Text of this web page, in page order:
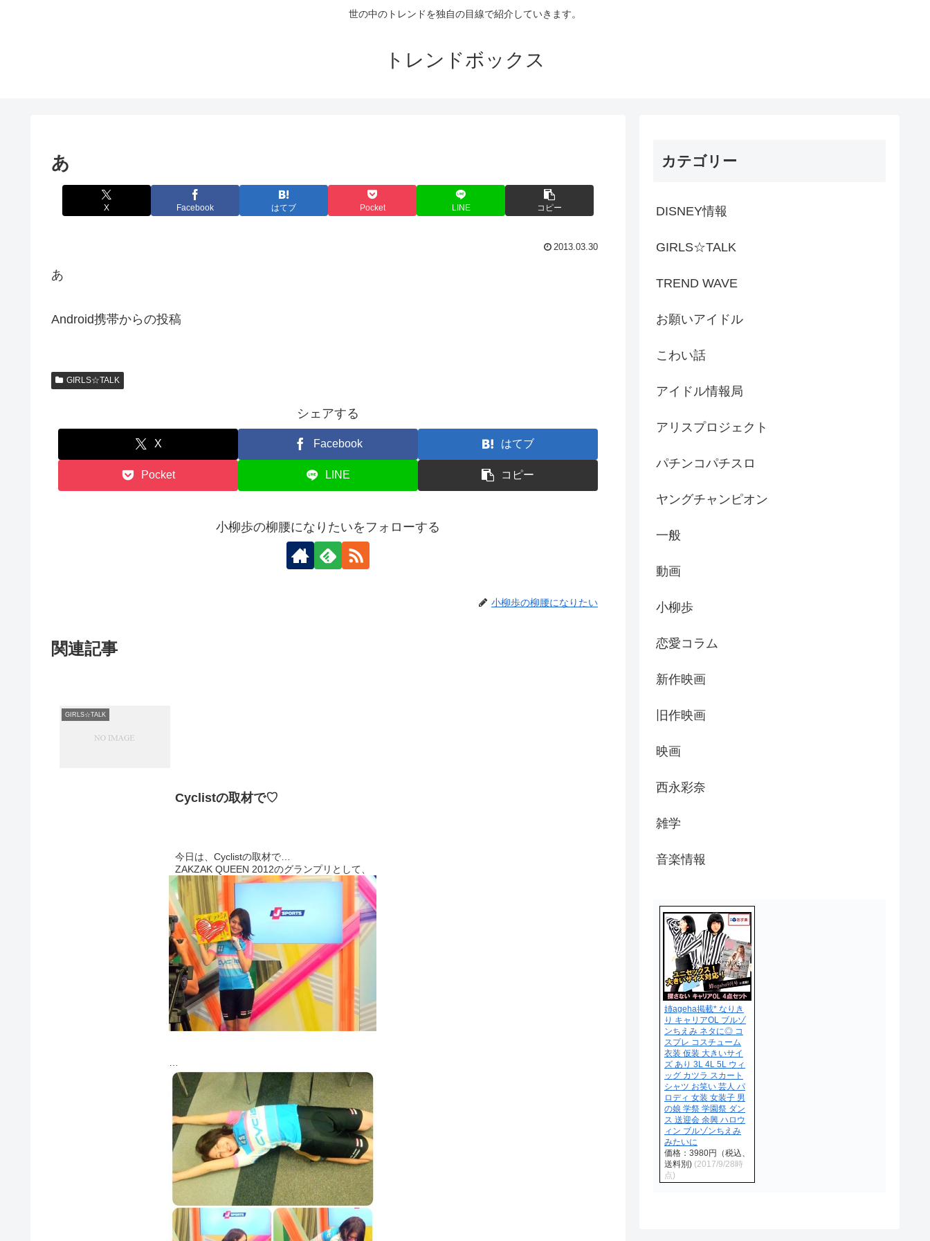
世の中のトレンドを独自の目線で紹介していきます。
トレンドボックス
あ
X Facebook はてブ Pocket LINE コピー
2013.03.30
あ
Android携帯からの投稿
GIRLS☆TALK
シェアする
X Facebook はてブ
Pocket LINE コピー
小柳歩の柳腰になりたいをフォローする
小柳歩の柳腰になりたい
関連記事
GIRLS☆TALK
Cyclistの取材で♡
今日は、Cyclistの取材で
ZAKZAK QUEEN 2012のグランプリとして、
J SPORTSさんに撮影にいってきたよ(❛ᴗ❛人)✧
ストレッチしてからのー♩
カテゴリー
DISNEY情報
GIRLS☆TALK
TREND WAVE
お願いアイドル
こわい話
アイドル情報局
アリスプロジェクト
パチンコパチスロ
ヤングチャンピオン
一般
動画
小柳歩
恋愛コラム
新作映画
旧作映画
映画
西永彩奈
雑学
音楽情報
姉ageha掲載* なりき
り キャリアOL ブルゾ
ンちえみ ネタに◎ コ
スプレ コスチューム
衣装 仮装 大きいサイ
ズ あり 3L 4L 5L ウィ
ッグ カツラ スカート
シャツ お笑い 芸人 パ
ロディ 女装 女装子 男
の娘 学祭 学園祭 ダン
ス 送迎会 余興 ハロウ
ィン ブルゾンちえみ
みたいに
価格：3980円（税込、
送料別) (2017/9/28時
点)